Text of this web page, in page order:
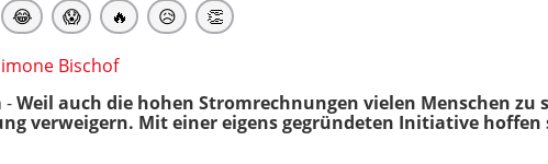
😂 😱 🔥 😥 👏
Bischof
-Weil auch die hohen Stromrechnungen vielen Menschen
verweigern. Mit einer eigens gegründeten Initiative hoffen